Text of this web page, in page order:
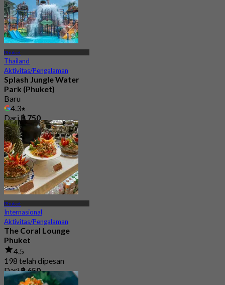
Phuket
Thailand
Aktivitas/Pengalaman
Splash Jungle Water
Park (Phuket)
Baru
4.3
Dari฿ 750
Phuket
Internasional
Aktivitas/Pengalaman
The Coral Lounge
Phuket
4.5
198 telah dipesan
Dari฿ 650